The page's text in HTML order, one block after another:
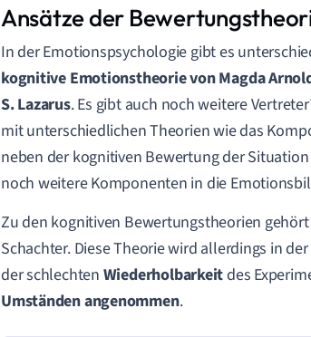
Ansätze der
In der Emotionspsychologie gibt es
kognitive Emotionstheorie von Magda
S. Lazarus. Es gibt auch noch weitere
mit unterschiedlichen Theorien wie das
neben der kognitiven Bewertung der
noch weitere Komponenten in die
Zu den kognitiven Bewertungstheorien
Schachter. Diese Theorie wird allerdings in
der schlechten Wiederholbarkeitdes
Umständen angenommen.